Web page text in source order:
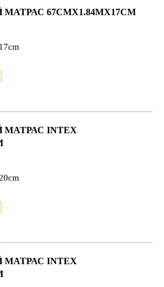
67CMX1.84MX17CM
INTEX
INTEX